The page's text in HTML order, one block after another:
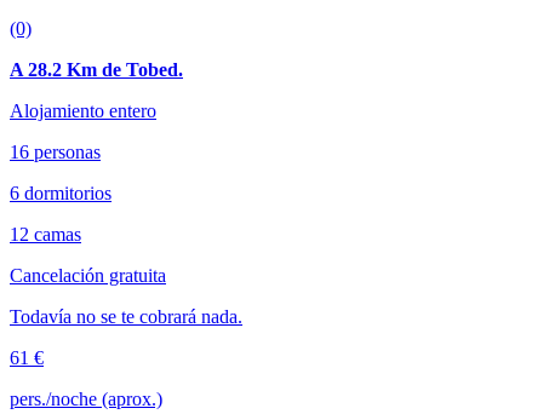
(0)
A 28.2 Km de Tobed.
Alojamiento entero
16 personas
6 dormitorios
12 camas
Cancelación gratuita
Todavía no se te cobrará nada.
61 €
pers./noche (aprox.)